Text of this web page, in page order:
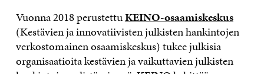
Vuonna 2018 perustettuKEINO-osaamiskeskus
(Kestävien ja innovatiivisten julkisten hankintojen
verkostomainen osaamiskeskus) tukee julkisia
organisaatioita kestävien ja vaikuttavien julkisten